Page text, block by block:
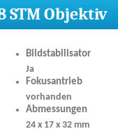
STM Objektiv
Bildstabilisator
Ja
Fokusantrieb
vorhanden
Abmessungen
24 x 17 x 32 mm